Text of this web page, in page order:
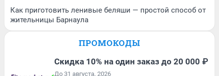
Как приготовить ленивые беляши — простой способ от
жительницы Барнаула
ПРОМОКОДЫ
Скидка 10% на один заказ до 20 000 ₽
До 31 августа, 2026